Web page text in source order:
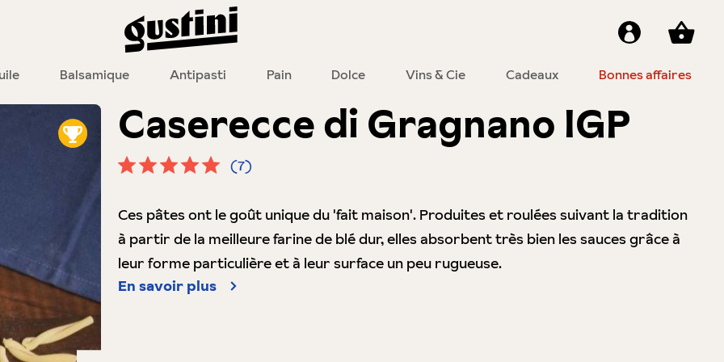
Balsamique Antipasti Pain Dolce Vins & Cie Cadeaux Bonnes affaires
Caserecce di Gragnano IGP
(7)
Ces pâtes ont le goût unique du 'fait maison'. Produites et roulées suivant la tradition
à partir de la meilleure farine de blé dur, elles absorbent très bien les sauces grâce à
leur forme particulière et à leur surface un peu rugueuse.
En savoir plus